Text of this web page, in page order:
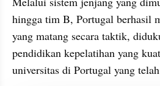
hingga tim B, Portugal berhasil
yang matang secara taktik,
pendidikan kepelatihan yang
universitas di Portugal yang